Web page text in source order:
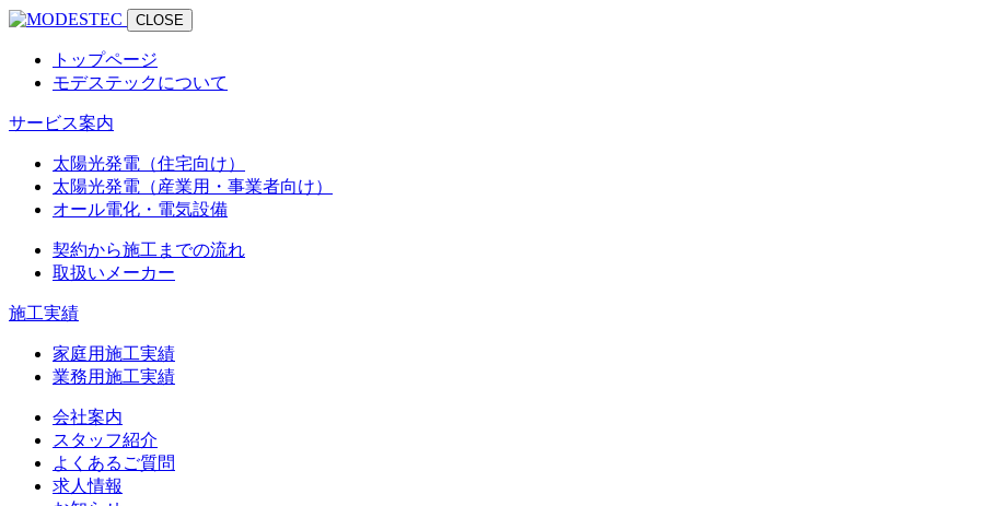
CLOSE
トップページ
モデステックについて
サービス案内
太陽光発電（住宅向け）
太陽光発電（産業用・事業者向け）
オール電化・電気設備
契約から施工までの流れ
取扱いメーカー
施工実績
家庭用施工実績
業務用施工実績
会社案内
スタッフ紹介
よくあるご質問
求人情報